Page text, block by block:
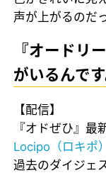
声が上がるのだ
『オードリ
がいるんです
【配信】
『オドぜひ』
Locipo（ロキポ）
過去のダイジ